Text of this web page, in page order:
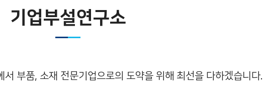
기업부설연구소
부품, 소재 전문기업으로의 도약을 위해 최선을 다하겠습니다.